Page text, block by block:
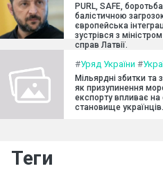
PURL, SAFE,
балістичною
європейська
зустрівся з
справ Латвії.
#Уряд України #
Мільярдні збитки та
як призупинення
експорту впливає на
становище українців.
Теги